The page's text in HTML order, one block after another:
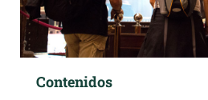
Contenidos